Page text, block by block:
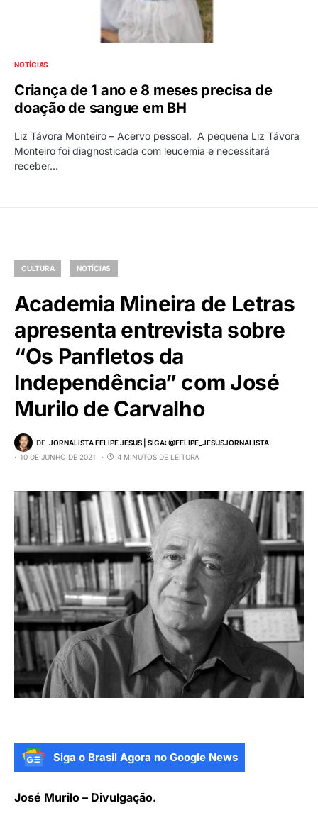
NOTÍCIAS
Criança de 1 ano e 8 meses precisa de
doação de sangue em BH
Liz Távora Monteiro – Acervo pessoal. A pequena Liz Távora
Monteiro foi diagnosticada com leucemia e necessitará
receber…
CULTURA NOTÍCIAS
Academia Mineira de Letras
apresenta entrevista sobre
“Os Panfletos da
Independência” com José
Murilo de Carvalho
DE JORNALISTA FELIPE JESUS | SIGA: @FELIPE_JESUSJORNALISTA
10 DE JUNHO DE 2021
4 MINUTOS DE LEITURA
Siga o Brasil Agora no Google News
José Murilo – Divulgação.